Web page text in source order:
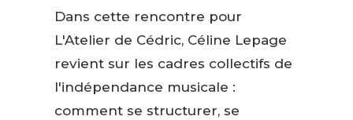
Dans cette rencontre pour
L'Atelier de Cédric, Céline Lepage
revient sur les cadres collectifs de
l'indépendance musicale :
comment se structurer, se